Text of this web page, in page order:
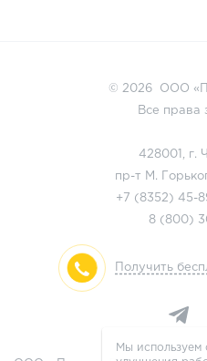
© 2026 ООО
Все
428001, г.
пр-т М.
+7 (8352) 45-
8 (800)
Получить
Мы используем